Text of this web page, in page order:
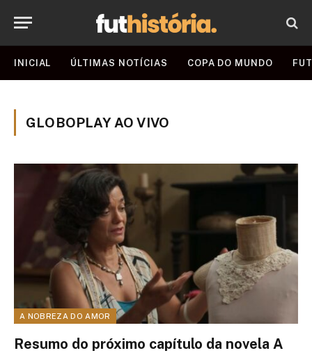
INICIAL ÚLTIMAS NOTÍCIAS COPA DO MUNDO
GLOBOPLAY AO VIVO
A NOBREZA DO AMOR
Resumo do próximo capítulo da novela A